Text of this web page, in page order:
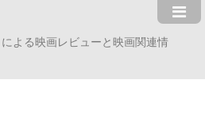
よる映画レビューと映画関連情